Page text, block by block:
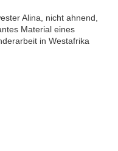
Alina, nicht ahnend,
Material eines
in Westafrika